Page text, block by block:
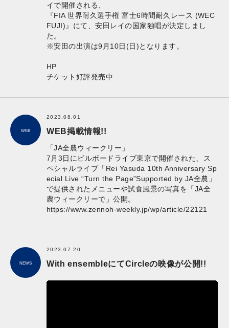
イで開催される、
『FIA 世界耐久選手権 富士6時間耐久レース (WEC
FUJI)』にて、安田レイの国家独唱が決定しまし
た。
※安田の出演は9月10日(日)となります。
HP
チケット好評発売中
WEB
2023.08.01
WEB掲載情報!!
「JA全農ウィークリー」
7月3日にビルボードライブ東京で開催された、ス
ペシャルライブ「Rei Yasuda 10th Anniversary Sp
ecial Live “Turn the Page”Supported by JA全農」
で提供されたメニューや試食風景の写真を「JA全
農ウィークリーで」公開。
https://www.zennoh-weekly.jp/wp/article/22121
NEWS
2023.07.20
With ensembleにてCircleの映像が公開!!